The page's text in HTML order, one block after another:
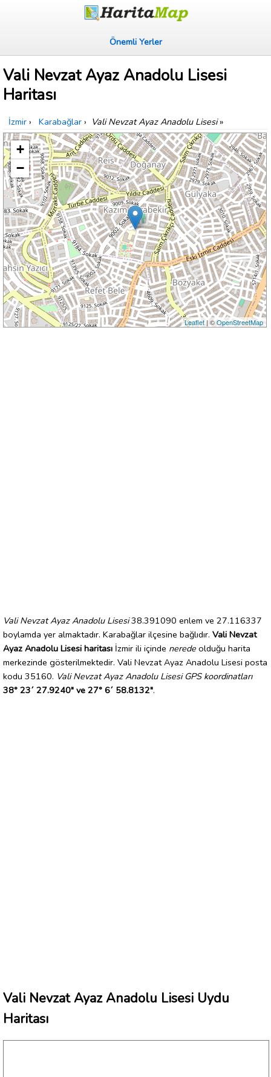
Önemli Yerler
Vali Nevzat Ayaz Anadolu Lisesi
Haritası
İzmir › Karabağlar › Vali Nevzat Ayaz Anadolu Lisesi»
+
−
Leaflet| ©OpenStreetMap
Vali Nevzat Ayaz Anadolu Lisesi38.391090 enlem ve 27.116337
boylamda yer almaktadır. Karabağlar ilçesine bağlıdır. Vali Nevzat
Ayaz Anadolu Lisesi haritası İzmir ili içinde nerede olduğu harita
merkezinde gösterilmektedir. Vali Nevzat Ayaz Anadolu Lisesi posta
kodu 35160. Vali Nevzat Ayaz Anadolu Lisesi GPS koordinatları
38° 23´ 27.9240" ve 27° 6´ 58.8132".
Vali Nevzat Ayaz Anadolu Lisesi Uydu
Haritası